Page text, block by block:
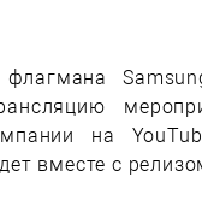
на
вместе с